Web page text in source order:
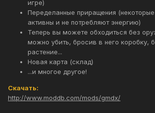
игре)
Переделанные приращения (некоторые
активны и не потребляют энергию)
Теперь вы можете обходиться без
можно убить, бросив в него коробку,
растение...
Новая карта (склад)
...и многое другое!
Скачать:
http://www.moddb.com/mods/gmdx/